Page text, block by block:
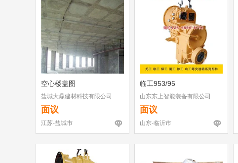
空心楼盖图
盐城大鼎建材科技有限公司
面议
江苏-盐城市
临工953/95
山东东上智能装备有限公司
面议
山东-临沂市